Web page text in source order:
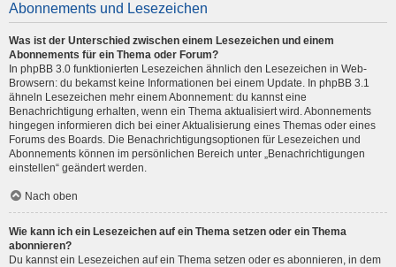
Abonnements und Lesezeichen
Was ist der Unterschied zwischen einem Lesezeichen und einem
Abonnements für ein Thema oder Forum?
In phpBB 3.0 funktionierten Lesezeichen ähnlich den Lesezeichen in Web-
Browsern: du bekamst keine Informationen bei einem Update. In phpBB 3.1
ähneln Lesezeichen mehr einem Abonnement: du kannst eine
Benachrichtigung erhalten, wenn ein Thema aktualisiert wird. Abonnements
hingegen informieren dich bei einer Aktualisierung eines Themas oder eines
Forums des Boards. Die Benachrichtigungsoptionen für Lesezeichen und
Abonnements können im persönlichen Bereich unter „Benachrichtigungen
einstellen“ geändert werden.
Nach oben
Wie kann ich ein Lesezeichen auf ein Thema setzen oder ein Thema
abonnieren?
Du kannst ein Lesezeichen auf ein Thema setzen oder es abonnieren, in dem